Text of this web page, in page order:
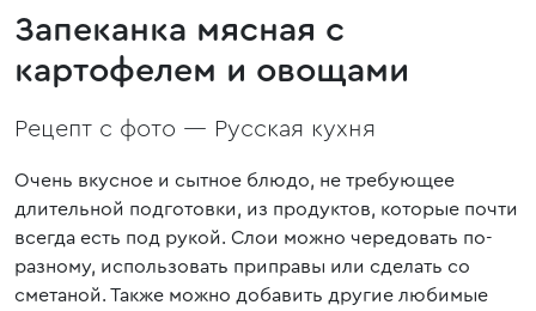
Запеканка мясная с
картофелем и овощами
Рецепт с фото — Русская кухня
Очень вкусное и сытное блюдо, не требующее
длительной подготовки, из продуктов, которые почти
всегда есть под рукой. Слои можно чередовать по-
разному, использовать приправы или сделать со
сметаной. Также можно добавить другие любимые